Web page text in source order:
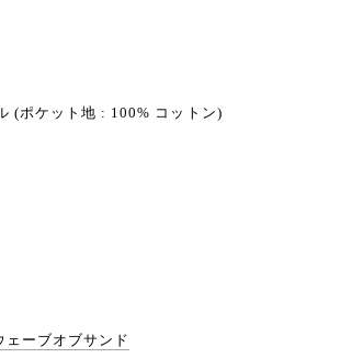
(ポケット地 : 100% コットン)
ェーブオブサンド